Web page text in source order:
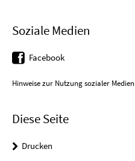
Soziale Medien
Facebook
Hinweise zur Nutzung sozialer Medien
Diese Seite
Drucken